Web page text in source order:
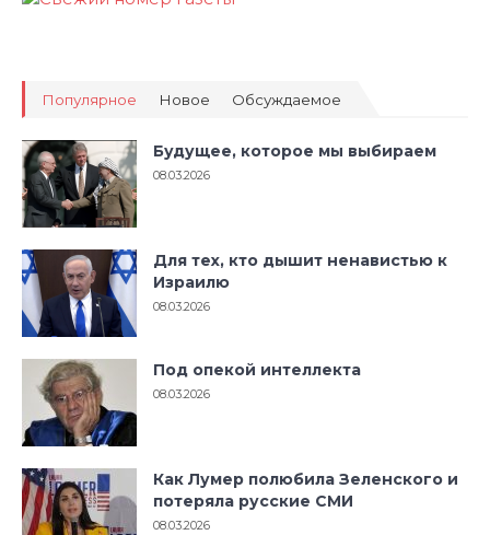
Популярное Новое Обсуждаемое
Будущее, которое мы выбираем
08.03.2026
Для тех, кто дышит ненавистью к
Израилю
08.03.2026
Под опекой интеллекта
08.03.2026
Как Лумер полюбила Зеленского и
потеряла русские СМИ
08.03.2026